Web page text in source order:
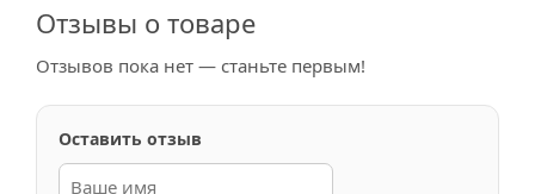
Отзывы о товаре
Отзывов пока нет — станьте первым!
Оставить отзыв